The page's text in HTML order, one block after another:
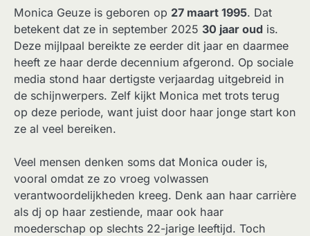
Monica Geuze is geboren op 27 maart 1995. Dat
betekent dat ze in september 2025 30 jaar oud is.
Deze mijlpaal bereikte ze eerder dit jaar en daarmee
heeft ze haar derde decennium afgerond. Op sociale
media stond haar dertigste verjaardag uitgebreid in
de schijnwerpers. Zelf kijkt Monica met trots terug
op deze periode, want juist door haar jonge start kon
ze al veel bereiken.
Veel mensen denken soms dat Monica ouder is,
vooral omdat ze zo vroeg volwassen
verantwoordelijkheden kreeg. Denk aan haar carrière
als dj op haar zestiende, maar ook haar
moederschap op slechts 22-jarige leeftijd. Toch